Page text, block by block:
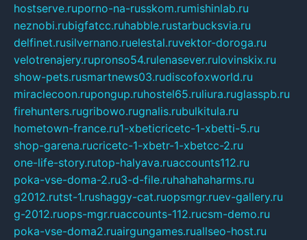
hostserve.ruporno-na-russkom.rumishinlab.ru
neznobi.rubigfatcc.ruhabble.rustarbucksvia.ru
delfinet.rusilvernano.ruelestal.ruvektor-doroga.ru
velotrenajery.rupronso54.rulenasever.rulovinskix.ru
show-pets.rusmartnews03.rudiscofoxworld.ru
miraclecoon.rupongup.ruhostel65.ruliura.ruglasspb.ru
firehunters.rugribowo.rugnalis.rubulkitula.ru
hometown-france.ru1-xbeticricetc-1-xbetti-5.ru
shop-garena.rucricetc-1-xbetr-1-xbetcc-2.ru
one-life-story.rutop-halyava.ruaccounts112.ru
poka-vse-doma-2.ru3-d-file.ruhahahaharms.ru
g2012.rutst-1.rushaggy-cat.ruopsmgr.ruev-gallery.ru
g-2012.ruops-mgr.ruaccounts-112.rucsm-demo.ru
poka-vse-doma2.ruairgungames.ruallseo-host.ru